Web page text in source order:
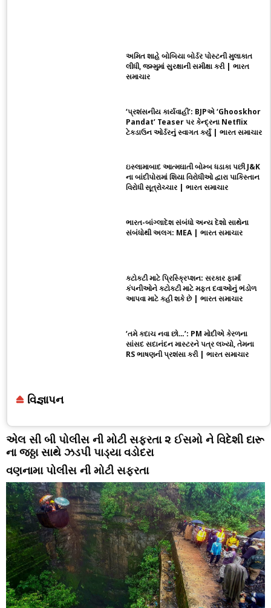
અમિત શાહે બોબિયા બોર્ડર પોસ્ટની મુલાકાત
લીધી, જમ્મુમાં સુરક્ષાની સમીક્ષા કરી | ભારત
સમાચાર
‘પ્રશંસનીય કાર્યવાહી’: BJPએ ‘Ghooskhor
Pandat’ Teaser પર કેન્દ્રના Netflix
ટેકડાઉન ઓર્ડરનું સ્વાગત કર્યું | ભારત સમાચાર
ઇસ્લામાબાદ આત્મઘાતી બોમ્બ ધડાકા પછી J&K
ના બાંદીપોરામાં શિયા વિરોધીઓ દ્વારા પાકિસ્તાન
વિરોધી સૂત્રોચ્ચાર | ભારત સમાચાર
ભારત-બાંગ્લાદેશ સંબંધો અન્ય દેશો સાથેના
સંબંધોથી અલગ: MEA | ભારત સમાચાર
કટોકટી માટે પ્રિસ્ક્રિપ્શન: સરકાર ફાર્મા
કંપનીઓને કટોકટી માટે મફત દવાઓનું ભંડોળ
આપવા માટે કહી શકે છે | ભારત સમાચાર
‘તમે કદાચ નવા છો…’: PM મોદીએ કેરળના
સાંસદ સદાનંદન માસ્ટરને પત્ર લખ્યો, તેમના
RS ભાષણની પ્રશંસા કરી | ભારત સમાચાર
વિજ્ઞાપન
એલ સી બી પોલીસ ની મોટી સફરતા ૨ ઈસમો ને વિદેશી દારૂ
ના જઠ્ઠા સાથે ઝડપી પાડ્યા વડોદરા
વણનામા પોલીસ ની મોટી સફરતા